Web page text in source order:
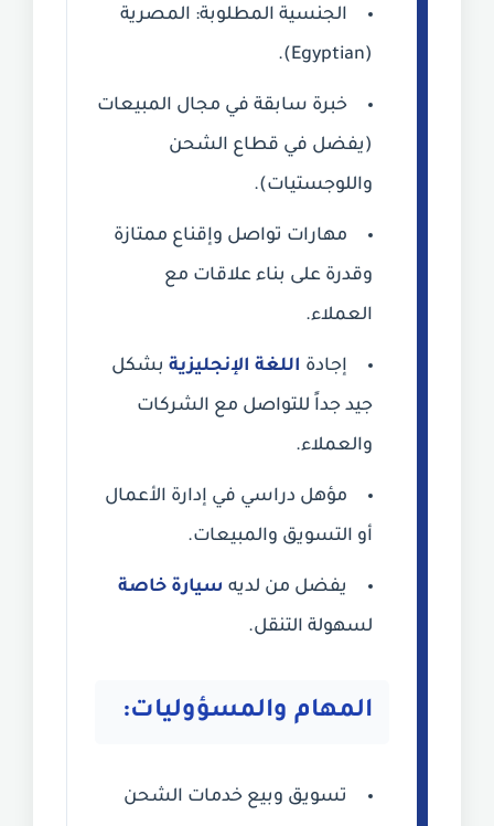
الجنسية المطلوبة: المصرية
(Egyptian).
خبرة سابقة في مجال المبيعات
(يفضل في قطاع الشحن
واللوجستيات).
مهارات تواصل وإقناع ممتازة
وقدرة على بناء علاقات مع
العملاء.
إجادة اللغة الإنجليزية بشكل
جيد جداً للتواصل مع الشركات
والعملاء.
مؤهل دراسي في إدارة الأعمال
أو التسويق والمبيعات.
يفضل من لديه سيارة خاصة
لسهولة التنقل.
المهام والمسؤوليات:
تسويق وبيع خدمات الشحن